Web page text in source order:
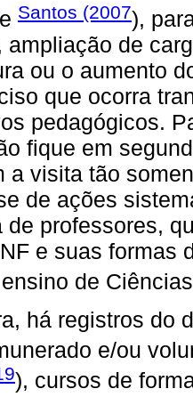
Santos (2007),
ampliação de
ou o aumento
que ocorra
pedagógicos.
fique em
a visita tão
de ações
de professores,
e suas formas
de
há registros do
e/ou
), cursos de